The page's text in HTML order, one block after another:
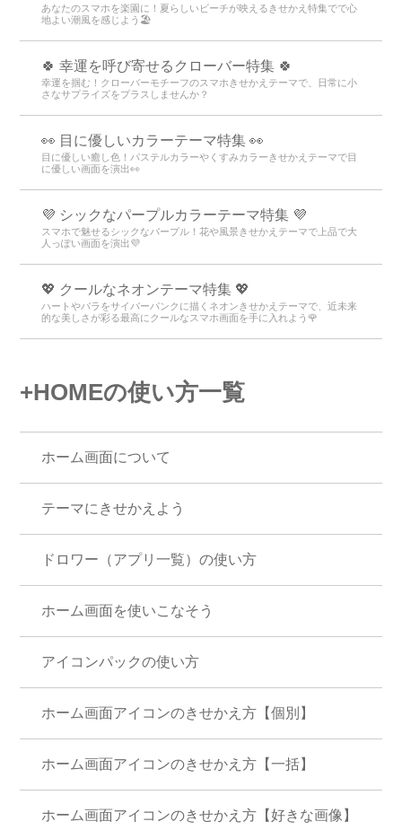
あなたのスマホを楽園に！夏らしいビーチが映えるきせかえ特集でで心
地よい潮風を感じよう🏖
🍀 幸運を呼び寄せるクローバー特集 🍀
幸運を掴む！クローバーモチーフのスマホきせかえテーマで、日常に小
さなサプライズをプラスしませんか？
👀 目に優しいカラーテーマ特集 👀
目に優しい癒し色！パステルカラーやくすみカラーきせかえテーマで目
に優しい画面を演出👀
💜 シックなパープルカラーテーマ特集 💜
スマホで魅せるシックなパープル！花や風景きせかえテーマで上品で大
人っぽい画面を演出💜
💖 クールなネオンテーマ特集 💖
ハートやバラをサイバーパンクに描くネオンきせかえテーマで、近未来
的な美しさが彩る最高にクールなスマホ画面を手に入れよう🌹
+HOMEの使い方一覧
ホーム画面について
テーマにきせかえよう
ドロワー（アプリ一覧）の使い方
ホーム画面を使いこなそう
アイコンパックの使い方
ホーム画面アイコンのきせかえ方【個別】
ホーム画面アイコンのきせかえ方【一括】
ホーム画面アイコンのきせかえ方【好きな画像】